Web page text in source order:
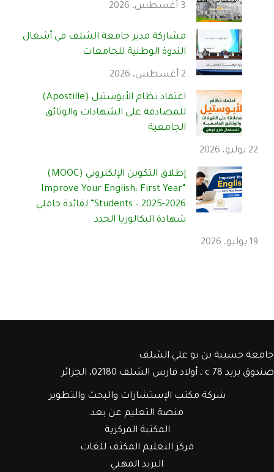
3 أغسطس، 2026
مشاركة مدير جامعة الشلف في أشغال
الندوة الوطنية للجامعات
2 أغسطس، 2026
اعتماد نظام الأبوستيل (Apostille)
للمصادقة على الشهادات والوثائق
الجامعية
22 يوليو، 2026
إطلاق التكوين الإلكتروني (MOOC)
“Improve Your English: First Year
Students – 2025-2026” لفائدة حاملي
شهادة البكالوريا الجدد
19 يوليو، 2026
جامعة حسيبة بن بو علي الشلف
صندوق بريد c 78 ، أولاد فارس الشلف 02180، الجزائر
شركة مكتب الإستشارات والبحث والتطوير
منصة التعليم عن بعد
المكتبة المركزية
مركز التعليم المكثف للغات
البريد المهني